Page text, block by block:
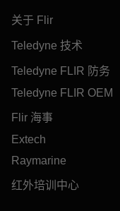
关于 Flir
Teledyne 技术
Teledyne FLIR 防务
Teledyne FLIR OEM
Flir 海事
Extech
Raymarine
红外培训中心